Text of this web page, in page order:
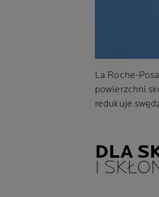
La Roche-
powierzchni
redukuje
DLA
I